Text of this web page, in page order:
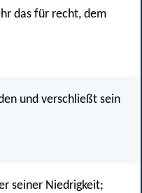
das für recht, dem
und verschließt sein
seiner Niedrigkeit;